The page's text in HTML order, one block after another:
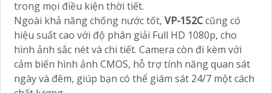
trong mọi điều kiện thời tiết.
Ngoài khả năng chống nước tốt, VP-152Ccũng có
hiệu suất cao với độ phân giải Full HD 1080p, cho
hình ảnh sắc nét và chi tiết. Camera còn đi kèm với
cảm biến hình ảnh CMOS, hỗ trợ tính năng quan sát
ngày và đêm, giúp bạn có thể giám sát 24/7 một cách